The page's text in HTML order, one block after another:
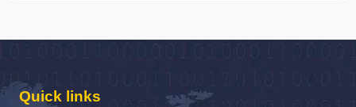
Quick links